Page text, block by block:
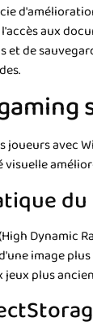
aux
et de
avec
visuelle
du
Dynamic
image
plus